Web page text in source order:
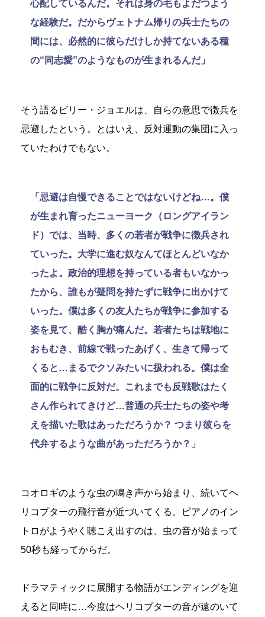
心配しているんだ。それは身の毛もよだつよう
な経験だ。だからヴェトナム帰りの兵士たちの
間には、必然的に彼らだけしか持てないある種
の“同志愛”のようなものが生まれるんだ」
そう語るビリー・ジョエルは、自らの意思で徴兵を
忌避したという。とはいえ、反対運動の集団に入っ
ていたわけでもない。
「忌避は自慢できることではないけどね…。僕
が生まれ育ったニューヨーク（ロングアイラン
ド）では、当時、多くの若者が戦争に徴兵され
ていった。大学に進む奴なんてほとんどいなか
ったよ。政治的理想を持っている者もいなかっ
たから、誰もが疑問を持たずに戦争に出かけて
いった。僕は多くの友人たちが戦争に参加する
姿を見て、酷く胸が痛んだ。若者たちは戦地に
おもむき、前線で戦ったあげく、生きて帰って
くると…まるでクソみたいに扱われる。僕は全
面的に戦争に反対だ。これまでも反戦歌はたく
さん作られてきけど…普通の兵士たちの姿や考
えを描いた歌はあっただろうか？ つまり彼らを
代弁するような曲があっただろうか？」
コオロギのような虫の鳴き声から始まり、続いてヘ
リコプターの飛行音が近づいてくる。ピアノのイン
トロがようやく聴こえ出すのは、虫の音が始まって
50秒も経ってからだ。
ドラマティックに展開する物語がエンディングを迎
えると同時に…今度はヘリコプターの音が遠のいて